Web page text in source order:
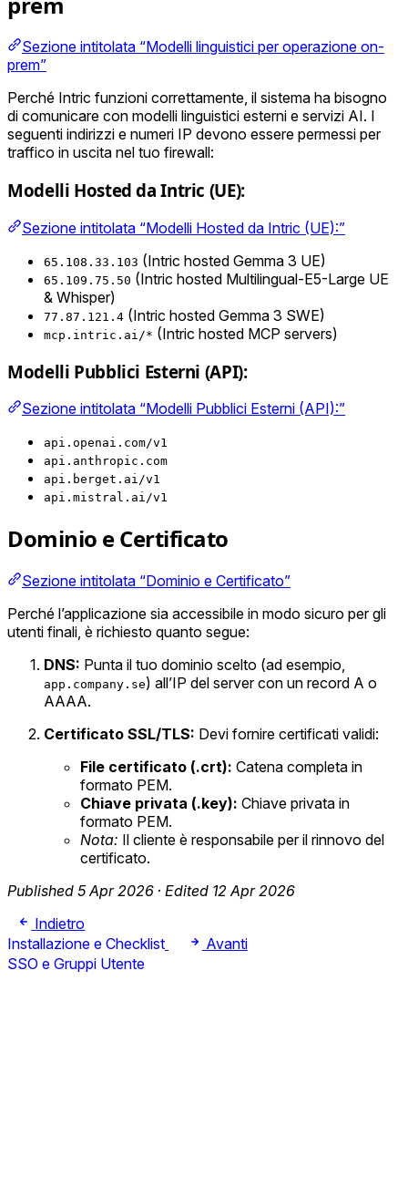
Sezione intitolata “Modelli linguistici per operazione on-
prem”
Perché Intric funzioni correttamente, il sistema ha bisogno
di comunicare con modelli linguistici esterni e servizi AI. I
seguenti indirizzi e numeri IP devono essere permessi per
traffico in uscita nel tuo firewall:
Modelli Hosted da Intric (UE):
Sezione intitolata “Modelli Hosted da Intric (UE):”
65.108.33.103 (Intric hosted Gemma 3 UE)
65.109.75.50 (Intric hosted Multilingual-E5-Large UE
& Whisper)
77.87.121.4 (Intric hosted Gemma 3 SWE)
mcp.intric.ai/* (Intric hosted MCP servers)
Modelli Pubblici Esterni (API):
Sezione intitolata “Modelli Pubblici Esterni (API):”
api.openai.com/v1
api.anthropic.com
api.berget.ai/v1
api.mistral.ai/v1
Dominio e Certificato
Sezione intitolata “Dominio e Certificato”
Perché l’applicazione sia accessibile in modo sicuro per gli
utenti finali, è richiesto quanto segue:
DNS: Punta il tuo dominio scelto (ad esempio,
app.company.se) all’IP del server con un record A o
AAAA.
Certificato SSL/TLS: Devi fornire certificati validi:
File certificato (.crt): Catena completa in
formato PEM.
Chiave privata (.key): Chiave privata in
formato PEM.
Nota: Il cliente è responsabile per il rinnovo del
certificato.
Published 5 Apr 2026 · Edited 12 Apr 2026
Indietro
Installazione e Checklist
Avanti
SSO e Gruppi Utente